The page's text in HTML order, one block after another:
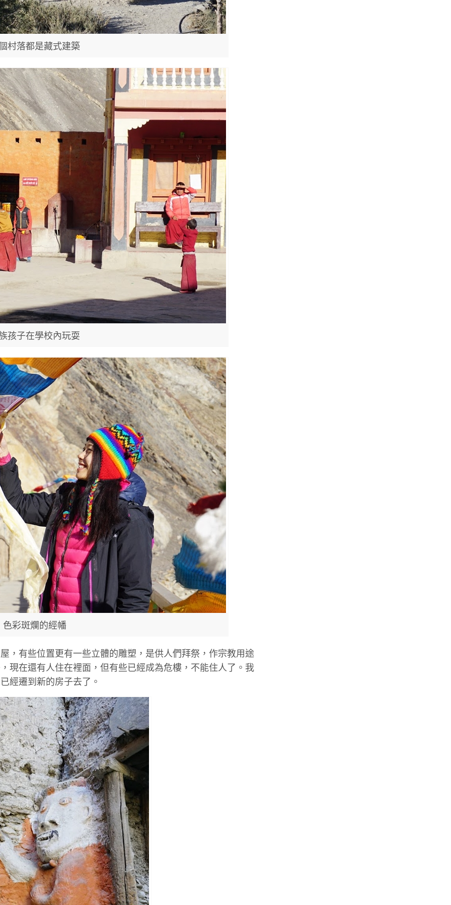
村落都是藏式建築
孩子在學校內玩耍
色彩斑爛的經幡
，有些位置更有一些立體的雕塑，是供人們拜祭，作宗教用途
現在還有人住在裡面，但有些已經成為危樓，不能住人了。我
經遷到新的房子去了。